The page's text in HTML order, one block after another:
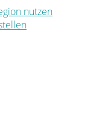
nutzen